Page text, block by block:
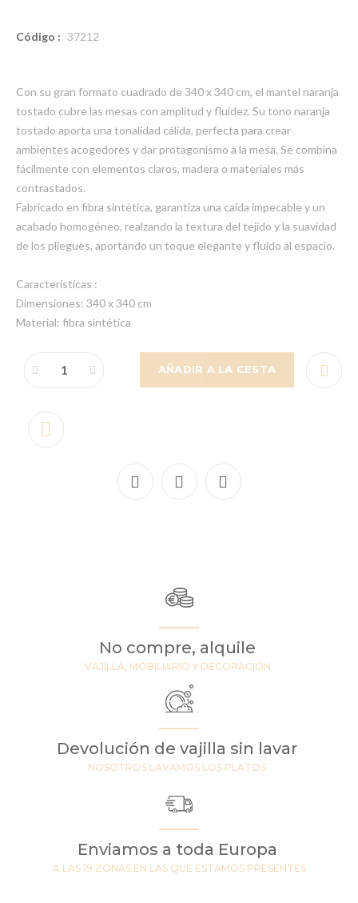
Código : 37212
Con su gran formato cuadrado de 340 x 340 cm, el mantel naranja
tostado cubre las mesas con amplitud y fluidez. Su tono naranja
tostado aporta una tonalidad cálida, perfecta para crear
ambientes acogedores y dar protagonismo a la mesa. Se combina
fácilmente con elementos claros, madera o materiales más
contrastados.
Fabricado en fibra sintética, garantiza una caída impecable y un
acabado homogéneo, realzando la textura del tejido y la suavidad
de los pliegues, aportando un toque elegante y fluido al espacio.
Características :
Dimensiones: 340 x 340 cm
Material: fibra sintética
AÑADIR A LA CESTA
No compre, alquile
VAJILLA, MOBILIARIO Y DECORACIÓN
Devolución de vajilla sin lavar
NOSOTROS LAVAMOS LOS PLATOS
Enviamos a toda Europa
A LAS 19 ZONAS EN LAS QUE ESTAMOS PRESENTES